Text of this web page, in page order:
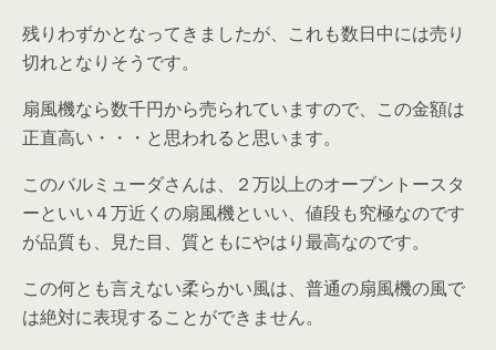
残りわずかとなってきましたが、これも数日中には売り
切れとなりそうです。
扇風機なら数千円から売られていますので、この金額は
正直高い・・・と思われると思います。
このバルミューダさんは、２万以上のオーブントースタ
ーといい４万近くの扇風機といい、値段も究極なのです
が品質も、見た目、質ともにやはり最高なのです。
この何とも言えない柔らかい風は、普通の扇風機の風で
は絶対に表現することができません。